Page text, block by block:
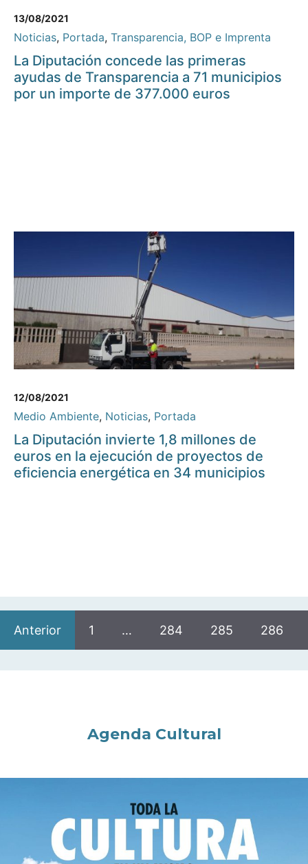
13/08/2021
Noticias, Portada, Transparencia, BOP e Imprenta
La Diputación concede las primeras
ayudas de Transparencia a 71 municipios
por un importe de 377.000 euros
12/08/2021
Medio Ambiente, Noticias, Portada
La Diputación invierte 1,8 millones de
euros en la ejecución de proyectos de
eficiencia energética en 34 municipios
Anterior 1 … 284 285 286
Agenda Cultural